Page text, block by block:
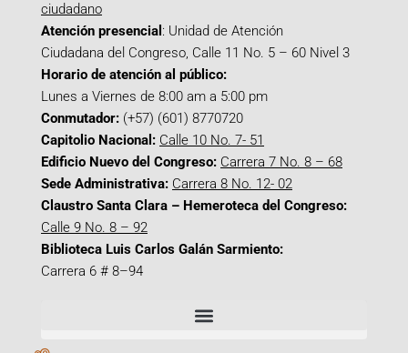
ciudadano
Atención presencial : Unidad de Atención
Ciudadana del Congreso, Calle 11 No. 5 – 60 Nivel 3
Horario de atención al público:
Lunes a Viernes de 8:00 am a 5:00 pm
Conmutador: (+57) (601) 8770720
Capitolio Nacional: Calle 10 No. 7- 51
Edificio Nuevo del Congreso: Carrera 7 No. 8 – 68
Sede Administrativa: Carrera 8 No. 12- 02
Claustro Santa Clara – Hemeroteca del Congreso:
Calle 9 No. 8 – 92
Biblioteca Luis Carlos Galán Sarmiento:
Carrera 6 # 8–94